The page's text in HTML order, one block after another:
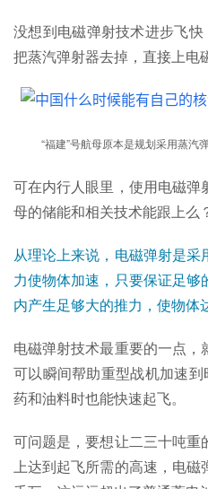
没想到电磁弹射技术进步飞快
把蒸汽弹射器去掉，直接上电
“福建”号航母原本是规划采用蒸汽
可在内行人眼里，使用电磁
母的储能和相关技术能跟上么
从理论上来说，电磁弹射是
力使物体加速，只要保证足
内产生足够大的推力，使物体
电磁弹射技术最重要的一点，
可以瞬间帮助重型战机加速
药和油料时也能快速起飞。
可问题是，要想让二三十吨
上达到起飞所需的高速，电